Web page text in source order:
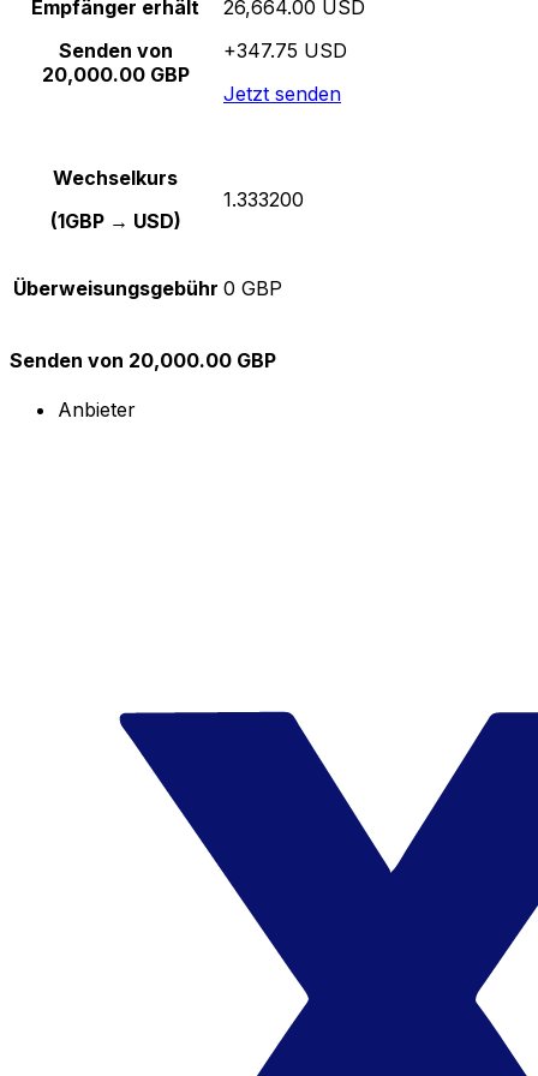
Empfänger erhält
Senden von
20,000.00 GBP
26,664.00 USD
+347.75 USD
Jetzt senden
Wechselkurs
(1GBP → USD)
1.333200
Überweisungsgebühr 0 GBP
Senden von 20,000.00 GBP
Anbieter